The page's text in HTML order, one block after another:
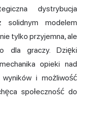
dystrybucja
solidnym modelem
tylko przyjemna, ale
dla graczy. Dzięki
opieki nad
i możliwość
społeczność do